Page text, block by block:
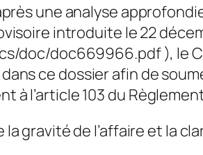
une analyse
introduite le 22
doc/doc669966.pdf ), le
ce dossier afin de
à l’article 103 du
la gravité de l’affaire et la